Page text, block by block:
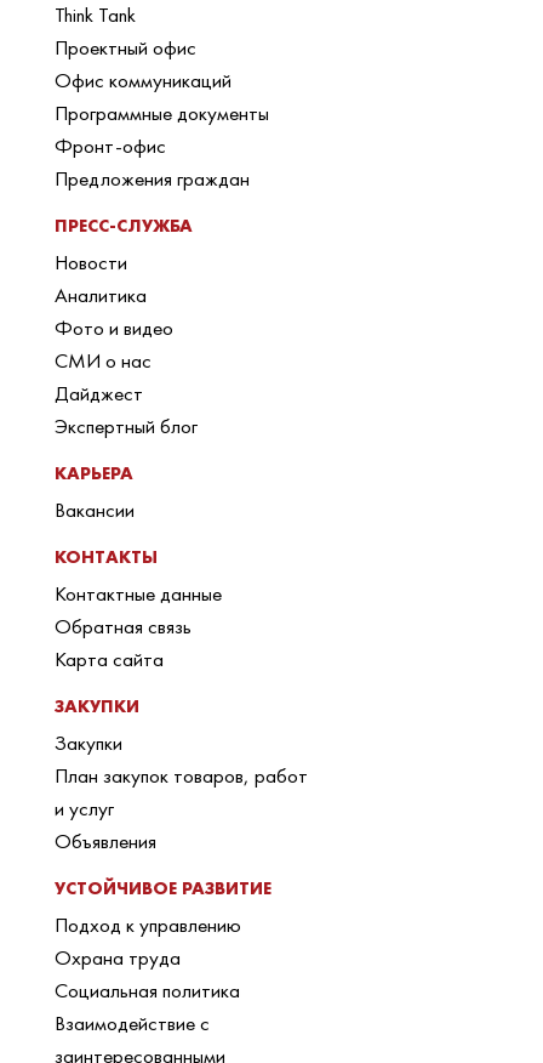
Think Tank
Проектный офис
Офис коммуникаций
Программные документы
Фронт-офис
Предложения граждан
ПРЕСС-СЛУЖБА
Новости
Аналитика
Фото и видео
СМИ о нас
Дайджест
Экспертный блог
КАРЬЕРА
Вакансии
КОНТАКТЫ
Контактные данные
Обратная связь
Карта сайта
ЗАКУПКИ
Закупки
План закупок товаров, работ
и услуг
Объявления
УСТОЙЧИВОЕ РАЗВИТИЕ
Подход к управлению
Охрана труда
Социальная политика
Взаимодействие с
заинтересованными